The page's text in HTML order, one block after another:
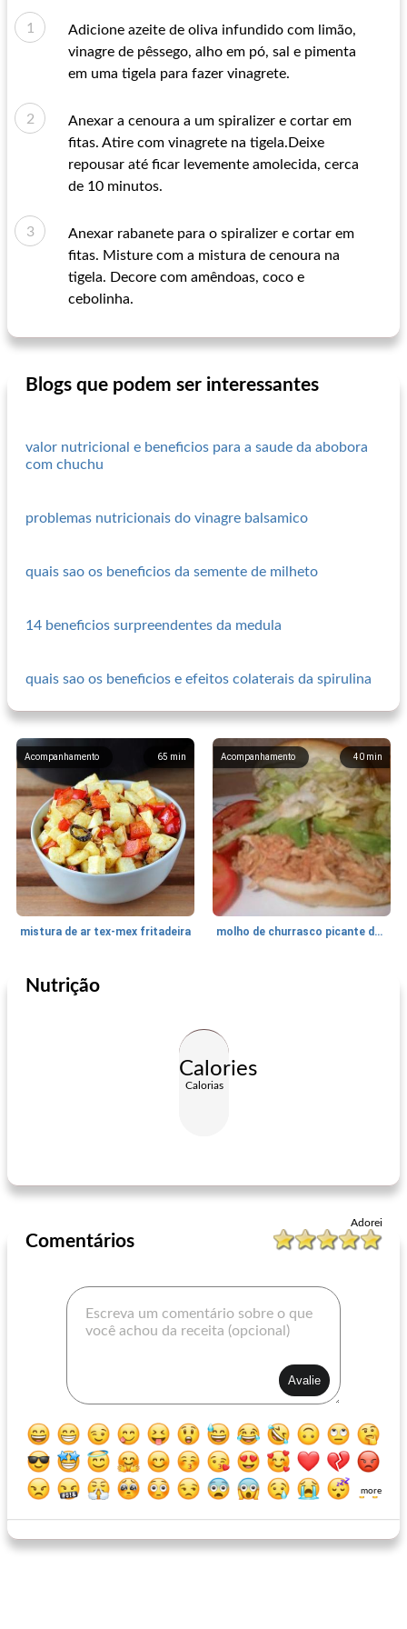
Adicione azeite de oliva infundido com limão,
vinagre de pêssego, alho em pó, sal e pimenta
em uma tigela para fazer vinagrete.
Anexar a cenoura a um spiralizer e cortar em
fitas. Atire com vinagrete na tigela.Deixe
repousar até ficar levemente amolecida, cerca
de 10 minutos.
Anexar rabanete para o spiralizer e cortar em
fitas. Misture com a mistura de cenoura na
tigela. Decore com amêndoas, coco e
cebolinha.
Blogs que podem ser interessantes
valor nutricional e beneficios para a saude da abobora
com chuchu
problemas nutricionais do vinagre balsamico
quais sao os beneficios da semente de milheto
14 beneficios surpreendentes da medula
quais sao os beneficios e efeitos colaterais da spirulina
65 min
Acompanhamento
mistura de ar tex-mex fritadeira
40 min
Acompanhamento
molho de churrasco picante do vovô bob
Acompanhamento
Nutrição
Calories
Calorias
Adorei
Comentários
more